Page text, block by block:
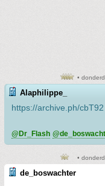
•
Alaphilippe_
https://archive.ph/cbT92
@Dr_Flash
•
de_boswachter